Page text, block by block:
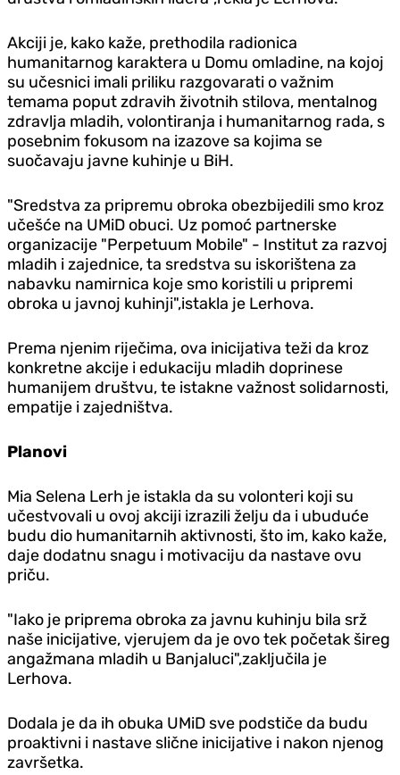
Akciji je, kako kaže, prethodila radionica
humanitarnog karaktera u Domu omladine, na kojoj
su učesnici imali priliku razgovarati o važnim
temama poput zdravih životnih stilova, mentalnog
zdravlja mladih, volontiranja i humanitarnog rada, s
posebnim fokusom na izazove sa kojima se
suočavaju javne kuhinje u BiH.
"Sredstva za pripremu obroka obezbijedili smo kroz
učešće na UMiD obuci. Uz pomoć partnerske
organizacije "Perpetuum Mobile" - Institut za razvoj
mladih i zajednice, ta sredstva su iskorištena za
nabavku namirnica koje smo koristili u pripremi
obroka u javnoj kuhinji",istakla je Lerhova.
Prema njenim riječima, ova inicijativa teži da kroz
konkretne akcije i edukaciju mladih doprinese
humanijem društvu, te istakne važnost solidarnosti,
empatije i zajedništva.
Planovi
Mia Selena Lerh je istakla da su volonteri koji su
učestvovali u ovoj akciji izrazili želju da i ubuduće
budu dio humanitarnih aktivnosti, što im, kako kaže,
daje dodatnu snagu i motivaciju da nastave ovu
priču.
"Iako je priprema obroka za javnu kuhinju bila srž
naše inicijative, vjerujem da je ovo tek početak šireg
angažmana mladih u Banjaluci",zaključila je
Lerhova.
Dodala je da ih obuka UMiD sve podstiče da budu
proaktivni i nastave slične inicijative i nakon njenog
završetka.